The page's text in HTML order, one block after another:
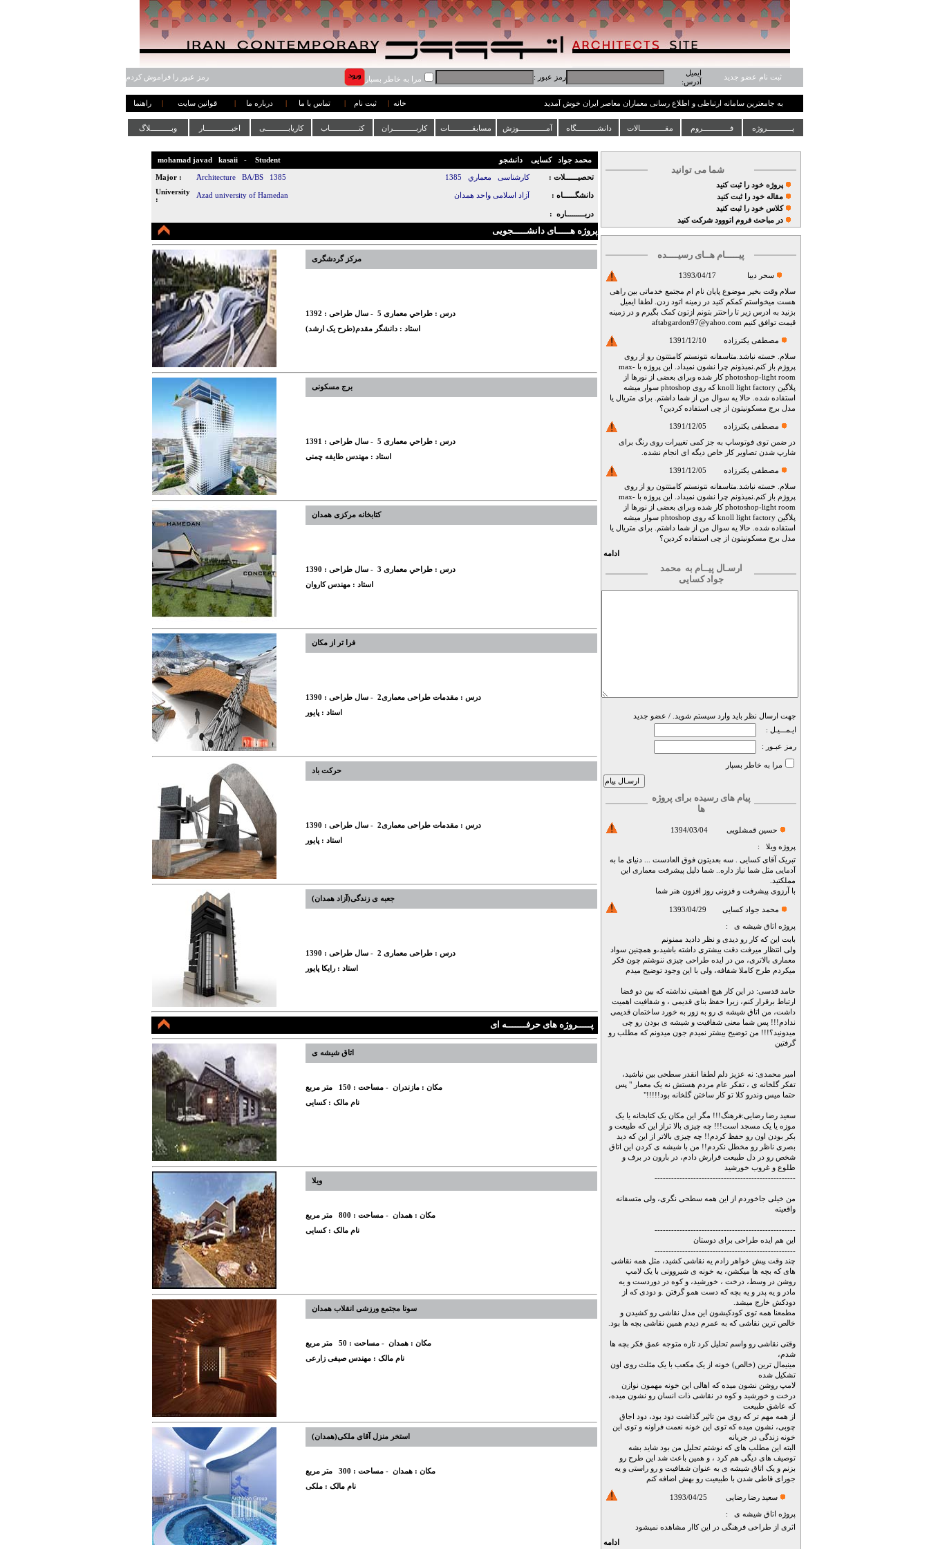
ثبت نام عضو جدید
ایمیل
آدرس:
رمز عبور : مرا به خاطر بسپار رمز عبور را فراموش کردم
به جامعترین سامانه ارتباطی و اطلاع رسانی معماران معاصر ایران خوش آمدید خانه ثبت نام تماس با ما درباره ما قوانین سایت راهنما
پــــــــــــروژه فـــــــــــــروم مقــــــــــــالات دانشــــــــــگاه آمـــــــــــــوزش مسابقـــــــــــات کاربـــــــــــران کتــــــــــــــاب کاریابـــــــــــی اخبـــــــــــــار وبــــــــــلاگ
شما می توانید
پروژه خود را ثبت کنید
مقاله خود را ثبت کنید
کلاس خود را ثبت کنید
در مباحث فروم اتووود شرکت کنید
پیـــــام هــای رسیــــده
سحر دیبا 1393/04/17
سلام وقت بخیر موضوع پایان نام ام مجتمع خدماتی بین راهی
هست میخواستم کمکم کنید در زمینه اتود زدن. لطفا ایمیل
بزنید به ادرس زیر تا راحتتر بتونم ازتون کمک بگیرم و در زمینه
قیمت توافق کنیم aftabgardon97@yahoo.com
مصطفی یکترزاده 1391/12/10
سلام. خسته نباشد.متاسفانه نتونستم کامنتتون رو از روی
پروژم باز کنم.نمیذونم چرا نشون نمیداد. این پروژه با max-
photoshop-light room کار شده وبرای بعضی از نورها از
پلاگین knoll light factory که روی phtoshop سوار میشه
استفاده شده. حالا یه سوال من از شما داشتم. برای متریال یا
مدل برج مسکونیتون از چی استفاده کردین؟
مصطفی یکترزاده 1391/12/05
در ضمن توی فوتوساپ به جز کمی تغییرات روی رنگ برای
شارپ شدن تصاویر کار خاص دیگه ای انجام نشده.
مصطفی یکترزاده 1391/12/05
سلام. خسته نباشد.متاسفانه نتونستم کامنتتون رو از روی
پروژم باز کنم.نمیذونم چرا نشون نمیداد. این پروژه با max-
photoshop-light room کار شده وبرای بعضی از نورها از
پلاگین knoll light factory که روی phtoshop سوار میشه
استفاده شده. حالا یه سوال من از شما داشتم. برای متریال یا
مدل برج مسکونیتون از چی استفاده کردین؟
ادامه
ارسـال پیــام بهمحمد
جواد کسایی
جهت ارسال نظر باید وارد سیستم شوید. / عضو جدید
ایـمـــیـل :
رمز عبـور :
مرا به خاطر بسپار
پیام های رسیده برای پروژه
ها
حسین قمشلویی 1394/03/04
پروژه ویلا :
تبریک آقای کسایی . سه بعدیتون فوق العادست ... دنیای ما به
آدمایی مثل شما نیاز داره.. شما دلیل پیشرفت معماری این
مملکتید.
با آرزوی پیشرفت و فزونی روز افزون هنر شما
محمد جواد کسایی 1393/04/29
پروژه اتاق شیشه ی :
بابت این که کار رو دیدی و نظر دادید ممنونم
ولی انتظار میرفت دقت بیشتری داشته باشید،و همچنین سواد
معماری بالاتری، من در ایده طراحی چیزی ننوشتم چون فکر
میکردم طرح کاملا شفافه، ولی با این وجود توضیح میدم
حامد قدسی: در این کار هیچ اهمیتی نداشته که بین دو فضا
ارتباط برقرار کنم، زیرا حفظ بنای قدیمی ، و شفافیت اهمیت
داشت، من اتاق شیشه ی رو به زور به خورد ساختمان قدیمی
ندادم!!! پس شما معنی شفافیت و شیشه ی بودن رو چی
میدونید؟!!! من توضیح بیشتر نمیدم جون میدونم که مطلب رو
گرفتین
امیر محمدی: نه عزیز دلم لطفا انقدر سطحی بین نباشید،
تفکر گلخانه ی ، تفکر عام مردم هستش نه یک معمار " پس
حتما میس وندرو کلا تو کار ساختن گلخانه بود!!!!!"
سعید رضا رضایی:فرهنگ!!! مگر این مکان یک کتابخانه یا یک
موزه یا یک مسجد است!!! چه چیزی بالا تراز این که طبیعت و
بکر بودن اون رو حفظ کردم!! چه چیزی بالاتر از این که دید
بصری ناظر رو مخطل نکردم!! من با شیشه ی کردن این اتاق
شخص رو در دل طبیعت قرارش دادم، در بارون در برف و
طلوع و غروب خورشید
---------------------------------------------------
من خیلی جاخوردم از این همه سطحی نگری، ولی متسفانه
واقعیته
---------------------------------------------------
این هم ایده طراحی برای دوستان
---------------------------------------------------
چند وقت پیش خواهر زادم یه نقاشی کشید، مثل همه نقاشی
های که بچه ها میکشن، یه خونه ی شیروونی با یک لامپ
روشن در وسط، درخت ، خورشید، و کوه در دوردست و یه
مادر و یه پدر و یه بچه که دست همو گرفتن .و دودی که از
دودکش خارج میشد.
مطمعنا همه توی کودکیشون این مدل نقاشی رو کشیدن و
خالص ترین نقاشی که به عمرم دیدم همین نقاشی بچه ها بود.
وقتی نقاشی رو واسم تحلیل کرد تازه متوجه عمق فکر بچه ها
شدم،
مینیمال ترین (خالص) خونه از یک مکعب با یک مثلث روی اون
تشکیل شده
لامپ روشن نشون میده که اهالی این خونه مهمون نوازن
درخت و خورشید و کوه در نقاشی ذات انسان رو نشون میده،
که عاشق طبیعت
از همه مهم تر که روی من تاثیر گذاشت دود بود، دود اجاق
چوبی، نشون میده که توی این خونه نعمت فراونه و توی این
خونه زندگی در جریانه
البته این مطلب های که نوشتم تحلیل من بود شاید بشه
توصیف های دیگی هم کرد ، و همین باعث شد این طرح رو
بزنم و یک اتاق شیشه ی به عنوان شفافیت و رو راستی و یه
جورای قاطی شدن با طبیعیت رو بهش اضافه کنم
سعید رضا رضایی 1393/04/25
پروژه اتاق شیشه ی :
اثری از طراحی فرهنگی در این کاار مشاهده نمیشود
ادامه
محمد جواد کسایی دانشجو mohamad javad kasaii - Student
تحصیــــــلات : کارشناسی معماري 1385 َArchitecture BA/BS 1385
Major :
دانشگــــــاه : آزاد اسلامی واحد همدان Azad university of Hamedan
University
:
دربـــــــــاره :
پروژه هـــــای دانشـــــجویی
مرکز گردشگری
درس : طراحي معماری 5 - سال طراحی : 1392
استاد : دانشگر مقدم(طرح یک ارشد)
برج مسکونی
درس : طراحي معماری 5 - سال طراحی :
1391
استاد : مهندس طایفه چمنی
کتابخانه مرکزی همدان
درس : طراحي معماری 3 - سال طراحی : 1390
استاد : مهندس کاروان
فرا تر از مکان
درس : مقدمات طراحی معماری2 - سال طراحی : 1390
استاد : پایور
حرکت باد
درس : مقدمات طراحی معماری2 - سال طراحی : 1390
استاد : پایور
جعبه ی زندگی(آزاد همدان)
درس : طراحی معماری 2 - سال طراحی : 1390
استاد : رایکا پایور
پـــــروژه های حرفـــــــه ای
اتاق شیشه ی
مکان : مازندران - مساحت : 150 متر مربع
نام مالک :کسایی
ویلا
مکان : همدان - مساحت : 800 متر مربع
نام مالک :کسایی
سونا مجتمع ورزشی انقلاب همدان
مکان : همدان - مساحت : 50 متر مربع
نام مالک : مهندس صیفی زارعی
استخر منزل آقای ملکی(همدان)
مکان : همدان - مساحت : 300 متر مربع
نام مالک : ملکی